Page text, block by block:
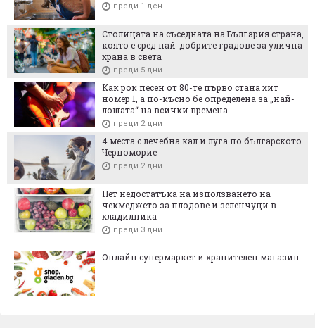
преди 1 ден
Столицата на съседната на България страна,
която е сред най-добрите градове за улична
храна в света
преди 5 дни
Как рок песен от 80-те първо стана хит
номер 1, а по-късно бе определена за „най-
лошата“ на всички времена
преди 2 дни
4 места с лечебна кал и луга по българското
Черноморие
преди 2 дни
Пет недостатъка на използването на
чекмеджето за плодове и зеленчуци в
хладилника
преди 3 дни
Онлайн супермаркет и хранителен магазин